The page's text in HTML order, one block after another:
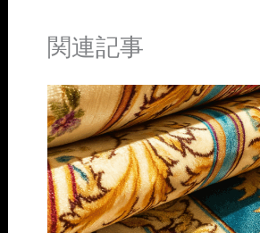
関連記事